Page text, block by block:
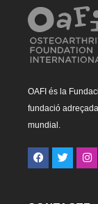
OAFI és la
fundació
mundial.